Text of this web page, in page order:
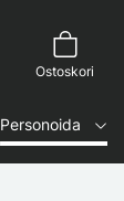
Ostoskori
Personoida